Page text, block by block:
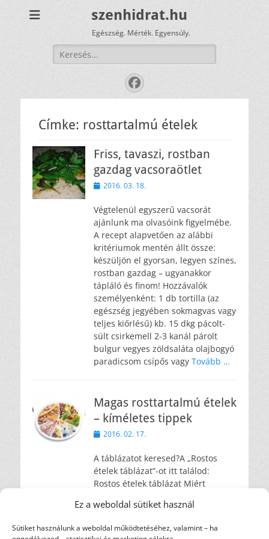
Ez a weboldal sütiket használ
Sütiket használunk a weboldal működtetéséhez, valamint – ha
szenhidrat.hu
Egészség. Mérték. Egyensúly.
Keresés:
Facebook
Címke: rosttartalmú ételek
Friss, tavaszi, rostban
gazdag vacsoraötlet
Közzétéve
2016. 03. 18.
Végtelenül egyszerű vacsorát
ajánlunk ma olvasóink figyelmébe.
A recept alapvetően az alábbi
kritériumok mentén állt össze:
készüljön el gyorsan, legyen színes,
rostban gazdag – ugyanakkor
tápláló és finom! Hozzávalók
személyenként: 1 db tortilla (az
egészség jegyében sokmagvas vagy
teljes kiőrlésű) kb. 15 dkg pácolt-
sült csirkemell 2-3 kanál párolt
bulgur vegyes zöldsaláta olajbogyó
paradicsom csípős vagy Tovább …
Magas rosttartalmú ételek
– kíméletes tippek
Közzétéve
2016. 02. 17.
A táblázatot keresed?A „Rostos
ételek táblázat”-ot itt találod:
Rostos ételek táblázat Miért
valójában? A rostban gazdag
van. Összefüggésbe hozzák az